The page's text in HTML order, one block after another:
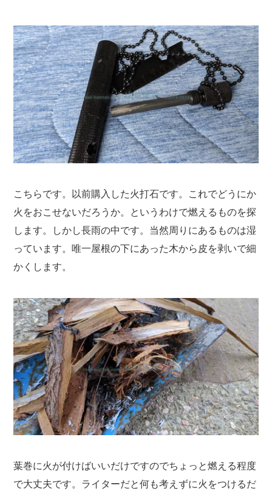
こちらです。以前購入した火打石です。これでどうにか
火をおこせないだろうか。というわけで燃えるものを探
します。しかし長雨の中です。当然周りにあるものは湿
っています。唯一屋根の下にあった木から皮を剥いで細
かくします。
葉巻に火が付けばいいだけですのでちょっと燃える程度
で大丈夫です。ライターだと何も考えずに火をつけるだ